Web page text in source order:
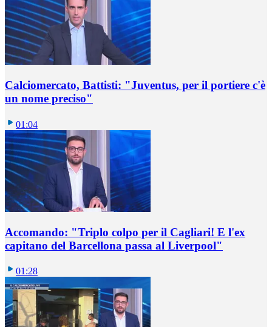
Calciomercato, Battisti: "Juventus, per il portiere c'è
un nome preciso"
01:04
Accomando: "Triplo colpo per il Cagliari! E l'ex
capitano del Barcellona passa al Liverpool"
01:28